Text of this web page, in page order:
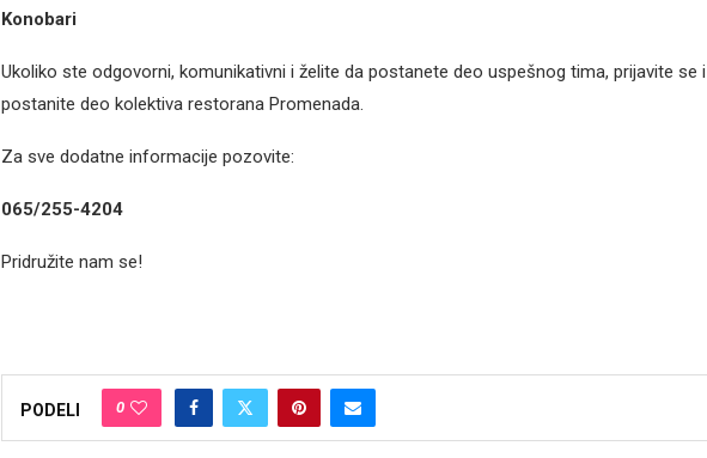
Konobari
Ukoliko ste odgovorni, komunikativni i želite da postanete deo uspešnog tima, prijavite se i
postanite deo kolektiva restorana Promenada.
Za sve dodatne informacije pozovite:
065/255-4204
Pridružite nam se!
PODELI 0